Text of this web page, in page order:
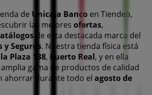
de Unicaja Banco en Tiendeo,
las mejores ofertas,
de esta destacada marca del
y Seguros. Nuestra tienda física está
la Plaza 138, Puerto Real, y en ella
gama de productos de calidad
ahorrar durante todo el agosto de